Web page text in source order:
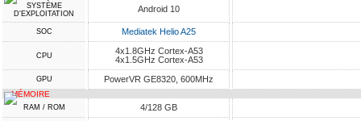
SYSTÈME
D'EXPLOITATION
Android 10
SOC Mediatek Helio A25
CPU
4x1.8GHz Cortex-A53
4x1.5GHz Cortex-A53
GPU PowerVR GE8320, 600MHz
MÉMOIRE
RAM / ROM 4/128 GB